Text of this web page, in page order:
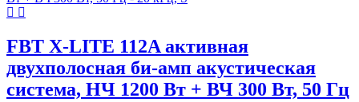
FBT X-LITE 112A активная
двухполосная би-амп акустическая
система, НЧ 1200 Вт + ВЧ 300 Вт, 50 Гц